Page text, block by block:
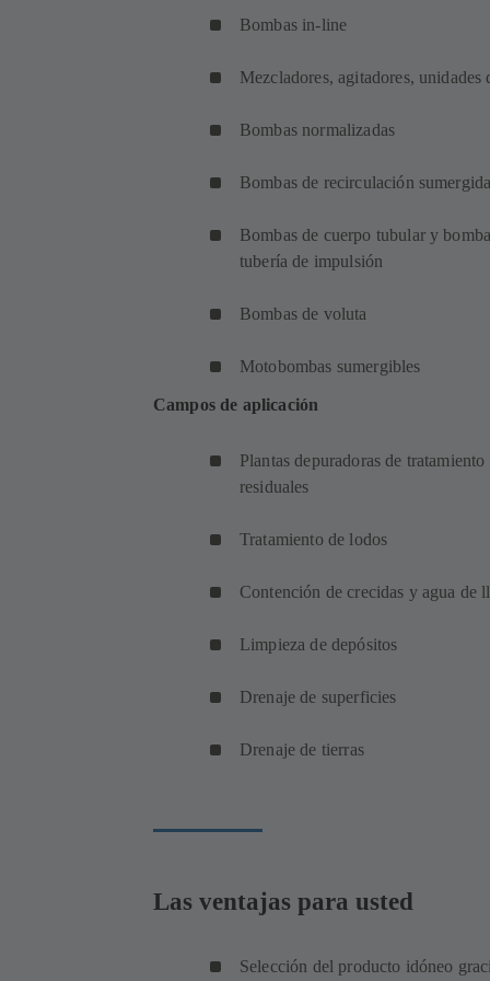
Bombas in-line
Mezcladores, agitadores, unidades
Bombas normalizadas
Bombas de recirculación
Bombas de cuerpo tubular y
tubería de impulsión
Bombas de voluta
Motobombas sumergibles
Campos de aplicación
Plantas depuradoras de
residuales
Tratamiento de lodos
Contención de crecidas y agua de
Limpieza de depósitos
Drenaje de superficies
Drenaje de tierras
Las ventajas para usted
Selección del producto idóneo